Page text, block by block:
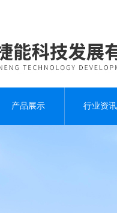
产品展示 行业资讯